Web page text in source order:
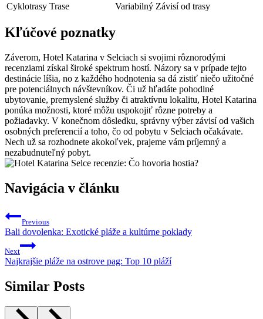
Cyklotrasy Trase
Variabilný Závisí od trasy
Kľúčové poznatky
Záverom, Hotel Katarina v Selciach si svojimi rôznorodými
recenziami získal široké spektrum hostí. Názory sa v prípade tejto
destinácie líšia, no z každého hodnotenia sa dá zistiť niečo užitočné
pre potenciálnych návštevníkov. Či už hľadáte pohodlné
ubytovanie, premyslené služby či atraktívnu lokalitu, Hotel Katarina
ponúka možnosti, ktoré môžu uspokojiť rôzne potreby a
požiadavky. V konečnom dôsledku, správny výber závisí od vašich
osobných preferencií a toho, čo od pobytu v Selciach očakávate.
Nech už sa rozhodnete akokoľvek, prajeme vám príjemný a
nezabudnuteľný pobyt.
Navigácia v článku
Previous
Bali dovolenka: Exotické pláže a kultúrne poklady
Next
Najkrajšie pláže na ostrove pag: Top 10 pláží
Similar Posts